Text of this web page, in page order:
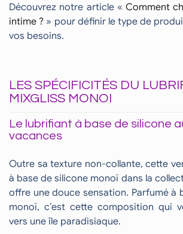
Découvrez notre article «Comment
intime ? » pour définir le type de
vos besoins.
LES SPÉCIFICITÉS DU
MIXGLISS MONOI
Le lubrifiant à base de silicone
vacances
Outre sa texture non-collante, cette
à base de silicone monoï dans la
offre une douce sensation. Parfumé à
monoï, c’est cette composition qui
vers une île paradisiaque.